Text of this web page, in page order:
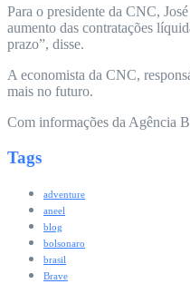
Para o presidente da CNC,
aumento das contratações
prazo”, disse.
A economista da CNC,
mais no futuro.
Com informações da Agência
Tags
adventure
aneel
blog
bolsonaro
brasil
Brave